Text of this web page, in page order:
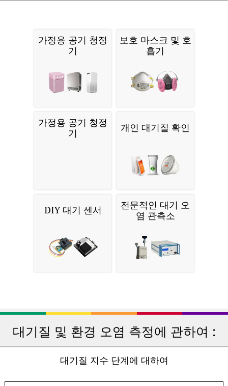
가정용 공기 청정
기
보호 마스크 및 호
흡기
가정용 공기 청정
기
개인 대기질 확인
DIY 대기 센서
전문적인 대기 오
염 관측소
대기질 및 환경 오염 측정에 관하여 :
대기질 지수 단계에 대하여